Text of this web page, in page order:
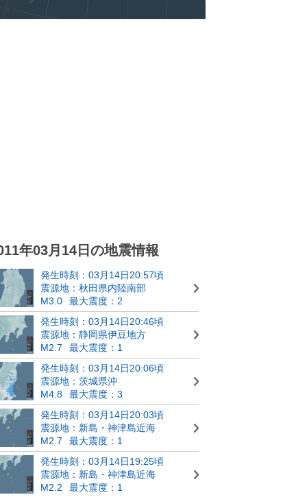
年03月14日の地震情報
発生時刻：03月14日20:57頃
震源地：秋田県内陸南部
M3.0
最大震度：2
発生時刻：03月14日20:46頃
震源地：静岡県伊豆地方
M2.7
最大震度：1
発生時刻：03月14日20:06頃
震源地：茨城県沖
M4.8
最大震度：3
発生時刻：03月14日20:03頃
震源地：新島・神津島近海
M2.7
最大震度：1
発生時刻：03月14日19:25頃
震源地：新島・神津島近海
M2.2
最大震度：1